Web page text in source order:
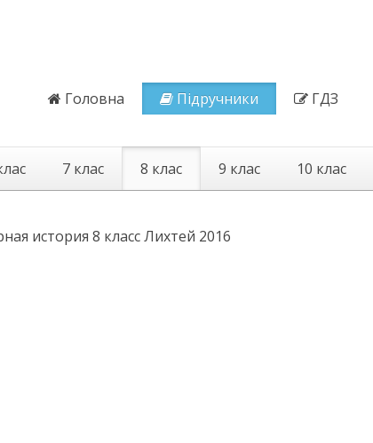
Головна Підручники ГДЗ
7 клас 8 клас 9 клас 10 клас
история 8 класс Лихтей 2016